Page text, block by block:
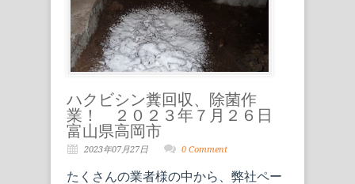
ハクビシン糞回収、除菌作
業！ ２０２３年７月２６日
富山県高岡市
2023年07月27日 0 Comment
たくさんの業者様の中から、弊社ペー